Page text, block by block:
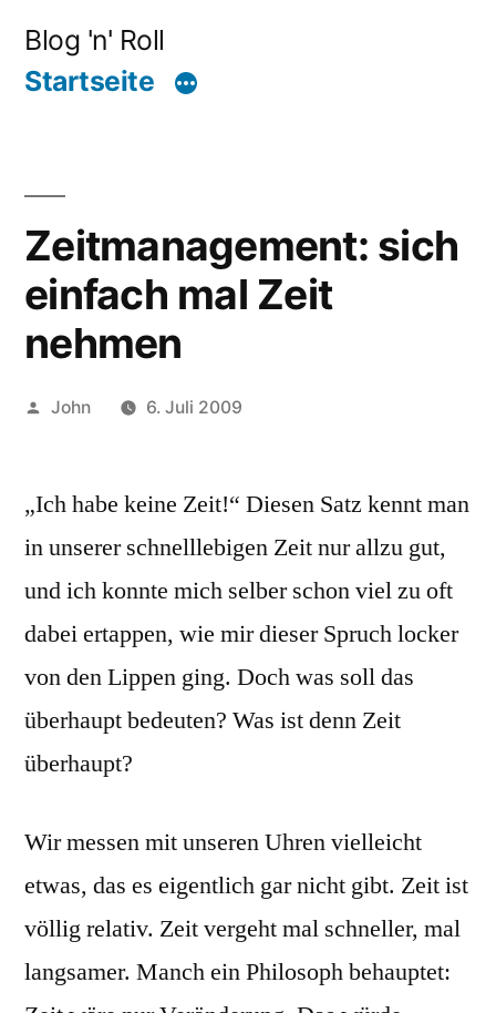
Inhalt
Blog 'n' Roll
Startseite
Zeitmanagement: sich
einfach mal Zeit
nehmen
Veröffentlicht
John 6. Juli 2009
„Ich habe keine Zeit!“ Diesen Satz kennt man
in unserer schnelllebigen Zeit nur allzu gut,
und ich konnte mich selber schon viel zu oft
dabei ertappen, wie mir dieser Spruch locker
von den Lippen ging. Doch was soll das
überhaupt bedeuten? Was ist denn Zeit
überhaupt?
Wir messen mit unseren Uhren vielleicht
etwas, das es eigentlich gar nicht gibt. Zeit ist
völlig relativ. Zeit vergeht mal schneller, mal
langsamer. Manch ein Philosoph behauptet: